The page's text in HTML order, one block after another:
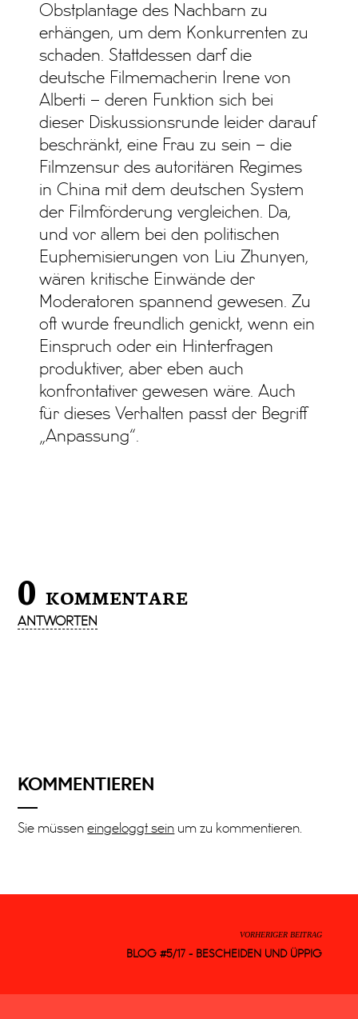
Obstplantage des Nachbarn zu
erhängen, um dem Konkurrenten zu
schaden. Stattdessen darf die
deutsche Filmemacherin Irene von
Alberti – deren Funktion sich bei
dieser Diskussionsrunde leider darauf
beschränkt, eine Frau zu sein – die
Filmzensur des autoritären Regimes
in China mit dem deutschen System
der Filmförderung vergleichen. Da,
und vor allem bei den politischen
Euphemisierungen von Liu Zhunyen,
wären kritische Einwände der
Moderatoren spannend gewesen. Zu
oft wurde freundlich genickt, wenn ein
Einspruch oder ein Hinterfragen
produktiver, aber eben auch
konfrontativer gewesen wäre. Auch
für dieses Verhalten passt der Begriff
„Anpassung“.
0KOMMENTARE
ANTWORTEN
KOMMENTIEREN
Sie müsseneingeloggt sein um zu kommentieren.
VORHERIGER BEITRAG
BLOG #5/17 - BESCHEIDEN UND ÜPPIG